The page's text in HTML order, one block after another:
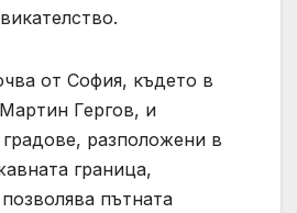
от София, където в
Гергов, и
разположени в
граница,
пътната